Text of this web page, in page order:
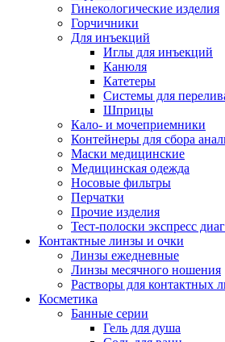
Гинекологические изделия
Горчичники
Для инъекций
Иглы для инъекций
Канюля
Катетеры
Системы для
Шприцы
Кало- и мочеприемники
Контейнеры для сбора
Маски медицинские
Медицинская одежда
Носовые фильтры
Перчатки
Прочие изделия
Тест-полоски экспресс
Контактные линзы и очки
Линзы ежедневные
Линзы месячного ношения
Растворы для контактных
Косметика
Банные серии
Гель для душа